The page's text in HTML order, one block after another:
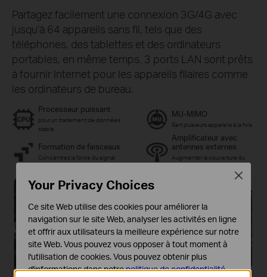
Partagez facilement une connexion 3G/4G avec
jusqu'à 64 appareils sans fil, tels que des
téléphones, des tablettes et des ordinateurs
portables, en même temps. 3 ports LAN sont prêts
à fournir Internet pour les appareils filaires comme
les ordinateurs de bureau.
Processeur puissant
pour un traitement de données
stable
MU-MIMO
Sert plusieurs appareils à la fois
Formation de faisceaux
Concentrez la force du signal
Amplificateur avec
antennes externes
Augmenter la couverture du
Your Privacy Choices
Ce site Web utilise des cookies pour améliorer la
navigation sur le site Web, analyser les activités en ligne
et offrir aux utilisateurs la meilleure expérience sur notre
site Web. Vous pouvez vous opposer à tout moment à
l'utilisation de cookies. Vous pouvez obtenir plus
d'informations dans notrepolitique de confidentialité.
Close